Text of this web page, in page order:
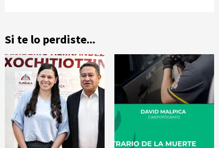
Si te lo perdiste...